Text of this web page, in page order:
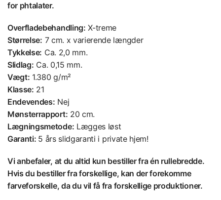
for phtalater.
Overfladebehandling: X-treme
Størrelse: 7 cm. x varierende længder
Tykkelse: Ca. 2,0 mm.
Slidlag: Ca. 0,15 mm.
Vægt: 1.380 g/m²
Klasse: 21
Endevendes: Nej
Mønsterrapport: 20 cm.
Lægningsmetode: Lægges løst
Garanti: 5 års slidgaranti i private hjem!
Vi anbefaler, at du altid kun bestiller fra én rullebredde.
Hvis du bestiller fra forskellige, kan der forekomme
farveforskelle, da du vil få fra forskellige produktioner.